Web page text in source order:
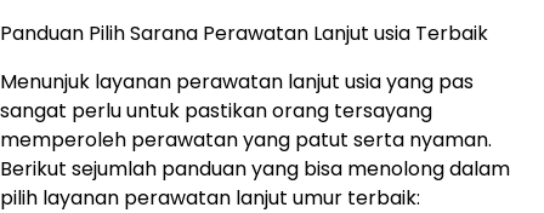
Panduan Pilih Sarana Perawatan Lanjut usia Terbaik
Menunjuk layanan perawatan lanjut usia yang pas
sangat perlu untuk pastikan orang tersayang
memperoleh perawatan yang patut serta nyaman.
Berikut sejumlah panduan yang bisa menolong dalam
pilih layanan perawatan lanjut umur terbaik: